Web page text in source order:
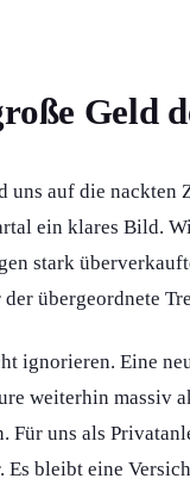
Geld
uns auf die
ein klares Bild.
stark
übergeordnete
ignorieren. Eine
weiterhin massiv
uns als
bleibt eine